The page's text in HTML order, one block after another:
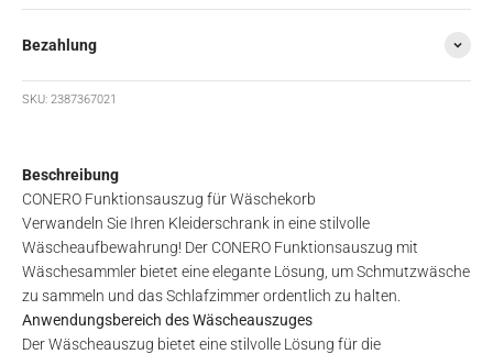
Bezahlung
SKU: 2387367021
Beschreibung
CONERO Funktionsauszug für Wäschekorb
Verwandeln Sie Ihren Kleiderschrank in eine stilvolle
Wäscheaufbewahrung! Der CONERO Funktionsauszug mit
Wäschesammler bietet eine elegante Lösung, um Schmutzwäsche
zu sammeln und das Schlafzimmer ordentlich zu halten.
Anwendungsbereich des Wäscheauszuges
Der Wäscheauszug bietet eine stilvolle Lösung für die